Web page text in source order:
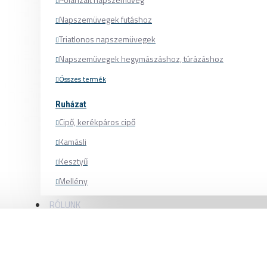
Napszemüvegek futáshoz
Triatlonos napszemüvegek
Napszemüvegek hegymászáshoz, túrázáshoz
Összes termék
Ruházat
Cipő, kerékpáros cipő
Kamásli
Kesztyű
Mellény
Mez
RÓLUNK